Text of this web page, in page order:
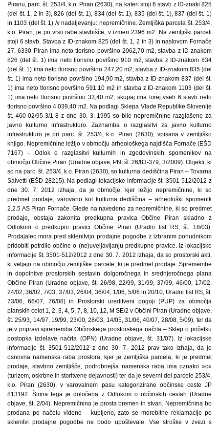
Piranu, parc. št. 253/4, k.o. Piran (2630), na kateri stoji 6 stavb z ID-znaki 825
(del št. 1, 2 in 3), 826 (del št. 1), 834 (del št. 1), 835 (del št. 1), 837 (del št. 1)
in 1103 (del št. 1) /v nadaljevanju: nepremičnine. Zemljiška parcela št. 253/4,
k.o. Piran, je po vrsti rabe stavbišče, v izmeri 2396 m2. Na zemljiški parceli
stoji 6 stavb. Stavba z ID-znakom 825 (del št. 1, 2 in 3) in naslovom Fornače
27, 6330 Piran ima neto tlorisno površino 2062,70 m2, stavba z ID-znakom
826 (del št. 1) ima neto tlorisno površino 910 m2, stavba z ID-znakom 834
(del št. 1) ima neto tlorisno površino 247,20 m2, stavba z ID-znakom 835 (del
št. 1) ima neto tlorisno površino 194,90 m2, stavba z ID-znakom 837 (del št.
1) ima neto tlorisno površino 591,10 m2 in stavba z ID-znakom 1103 (del št.
1) ima neto tlorisno površino 33,40 m2, skupaj ima torej vseh 6 stavb neto
tlorisno površino 4.039,40 m2. Na podlagi Sklepa Vlade Republike Slovenije
št. 460-02/95-3/1-8 z dne 30. 3. 1995 so bile nepremičnine razglašene za
javno kulturno infrastrukturo. Zaznamba o razglasitvi za javno kulturno
infrastrukturo je pri parc. št. 253/4, k.o. Piran (2630), vpisana v zemljiško
knjigo. Nepremičnine ležijo v območju arheološkega najdišča Fornače (EŠD
7167) – Odlok o razglasitvi kulturnih in zgodovinskih spomenikov na
območju Občine Piran (Uradne objave, PN, št. 26/83-379, 3/2009). Objekti, ki
so na parc. št. 253/4, k.o. Piran (2630), so kulturna dediščina Piran – Tovarna
Salvetti (EŠD 28215). Na podlagi lokacijske informacije št. 3501-512/2012 z
dne 30. 7. 2012 izhaja, da je območje, kjer ležijo nepremičnine, ki so
predmet prodaje, varovano kot kulturna dediščina – arheološki spomenik
2.2.5 AS Piran Fornače. Glede na navedeno za nepremičnine, ki so predmet
prodaje, obstaja zakonita predkupna pravica Občine Piran skladno z
Odlokom o predkupni pravici Občine Piran (Uradni list RS, št. 18/03).
Prodajalec mora pred sklenitvijo prodajne pogodbe z izbranim ponudnikom
pridobiti potrdilo občine o (ne)uveljavljanju predkupne pravice. Iz lokacijske
informacije št. 3501-512/2012 z dne 30. 7. 2012 izhaja, da so prostorski akti,
ki veljajo na območju zemljiške parcele, ki je predmet prodaje: Spremembe
in dopolnitve prostorskih sestavin dolgoročnega in srednjeročnega plana
Občine Piran (Uradne objave, št. 26/98, 22/99, 31/99, 37/99, 46/00, 17/02,
24/02, 36/02, 7/03, 37/03, 26/04, 36/04, 1/06, 5/06 in 20/10, Uradni list RS, št.
73/06, 66/07, 76/08) in Prostorski ureditveni pogoji (PUP) za območja
planskih celot 1, 2, 3, 4, 5, 7, 8, 10, 12, M SE/2 v Občini Piran (Uradne objave,
št. 25/93, 14/97, 19/99, 23/00, 28/03, 14/05, 31/06, 40/07, 28/08, 5/09), ter da
je v pripravi sprememba Občinskega prostorskega načrta – Sklep o pričetku
postopka izdelave načrta (OPN) (Uradne objave, št. 31/07). Iz lokacijske
informacije št. 3501-512/2012 z dne 30. 7. 2012 prav tako izhaja, da je
osnovna namenska raba prostora, kjer je zemljiška parcela, ki je predmet
prodaje, stavbno zemljišče, podrobnejša namenska raba ima oznako »c«
(turizem, oskrbne in storitvene dejavnosti) ter da je severni del parcele 253/4,
k.o. Piran (2630), v varovalnem pasu kategorizirane občinske ceste JP
813192. Širina tega je določena z Odlokom o občinskih cestah (Uradne
objave, št. 2/04). Nepremičnina je prosta bremen in stvari. Nepremičnina bo
prodana po načelu videno – kupljeno, zato se morebitne reklamacije po
sklenitvi prodajne pogodbe ne bodo upoštevale. Vse stroške v zvezi s